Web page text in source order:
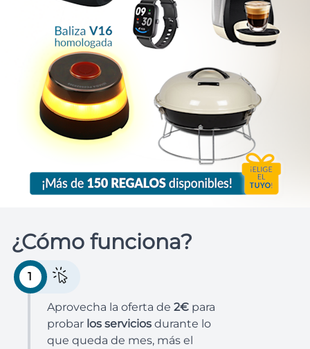
¿Cómo funciona?
1
Aprovecha la oferta de 2€ para
probar los servicios durante lo
que queda de mes, más el